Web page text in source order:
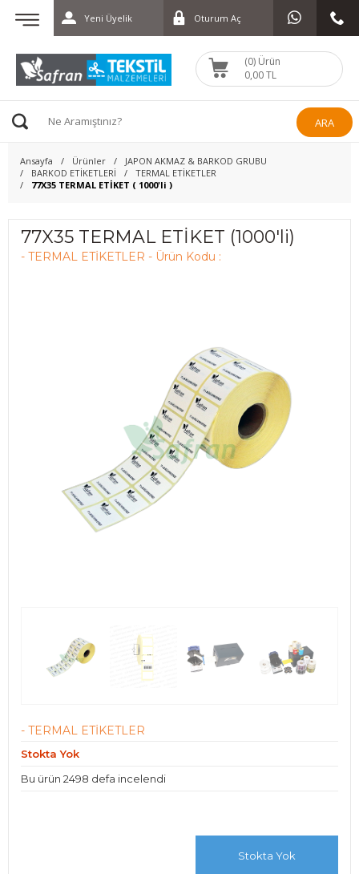
Yeni Üyelik Oturum Aç
(0) Ürün
0,00 TL
ARA
Ansayfa Ürünler
JAPON AKMAZ & BARKOD GRUBU
BARKOD ETİKETLERİ
TERMAL ETİKETLER
77X35 TERMAL ETİKET ( 1000'li )
77X35 TERMAL ETİKET (1000'li)
- TERMAL ETİKETLER - Ürün Kodu :
- TERMAL ETİKETLER
Stokta Yok
Bu ürün 2498 defa incelendi
Stokta Yok